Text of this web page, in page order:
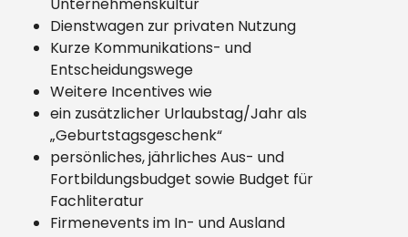
Unternehmenskultur
Dienstwagen zur privaten Nutzung
Kurze Kommunikations- und
Entscheidungswege
Weitere Incentives wie
ein zusätzlicher Urlaubstag/Jahr als
„Geburtstagsgeschenk“
persönliches, jährliches Aus- und
Fortbildungsbudget sowie Budget für
Fachliteratur
Firmenevents im In- und Ausland